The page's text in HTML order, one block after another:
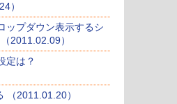
）
ップダウン表示するシ
2011.02.09）
定は？
（2011.01.20）